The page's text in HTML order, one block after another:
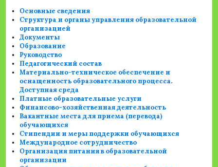
Основные сведения
Структура и органы управления образовательной
организацией
Документы
Образование
Руководство
Педагогический состав
Материально-техническое обеспечение и
оснащенность образовательного процесса.
Доступная среда
Платные образовательные услуги
Финансово-хозяйственная деятельность
Вакантные места для приема (перевода)
обучающихся
Стипендии и меры поддержки обучающихся
Международное сотрудничество
Организация питания в образовательной
организации